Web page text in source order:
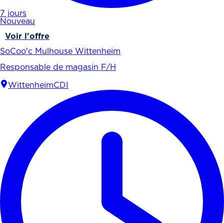
7 jours
Nouveau
Voir l'offre
SoCoo'c Mulhouse Wittenheim
Responsable de magasin F/H
WittenheimCDI